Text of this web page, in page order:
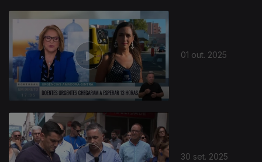
01 out. 2025
30 set. 2025